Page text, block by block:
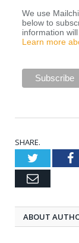
We use
below to
information
Learn more
SHARE.
Twitter
Email
ABOUT